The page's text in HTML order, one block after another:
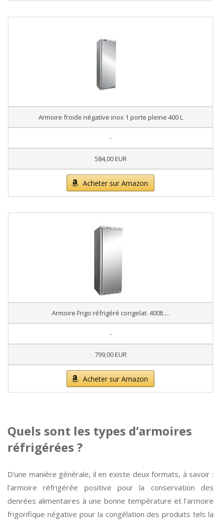
Armoire froide négative inox 1 porte pleine 400 L
-
584,00 EUR
Acheter sur Amazon
Armoire Frigo réfrigéré congelat. 400lt....
-
799,00 EUR
Acheter sur Amazon
Quels sont les types d’armoires
réfrigérées ?
D’une manière générale, il en existe deux formats, à savoir :
l’armoire réfrigérée positive pour la conservation des
denrées alimentaires à une bonne température et l’armoire
frigorifique négative pour la congélation des produits tels la